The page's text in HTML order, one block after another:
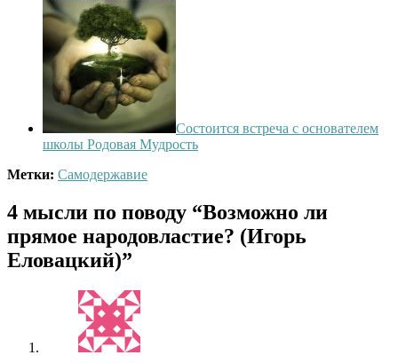
Состоится встреча с основателем
школы Родовая Мудрость
Метки: Самодержавие
4 мысли по поводу “Возможно ли
прямое народовластие? (Игорь
Еловацкий)”